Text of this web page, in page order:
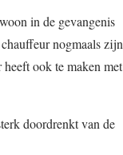
in de gevangenis
nogmaals zijn
ook te maken met
doordrenkt van de